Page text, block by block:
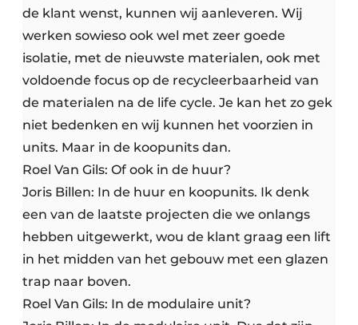
de klant wenst, kunnen wij aanleveren. Wij
werken sowieso ook wel met zeer goede
isolatie, met de nieuwste materialen, ook met
voldoende focus op de recycleerbaarheid van
de materialen na de life cycle. Je kan het zo gek
niet bedenken en wij kunnen het voorzien in
units. Maar in de koopunits dan.
Roel Van Gils: Of ook in de huur?
Joris Billen: In de huur en koopunits. Ik denk
een van de laatste projecten die we onlangs
hebben uitgewerkt, wou de klant graag een lift
in het midden van het gebouw met een glazen
trap naar boven.
Roel Van Gils: In de modulaire unit?